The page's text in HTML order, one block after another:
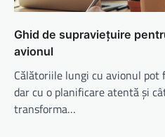
Ghid de supraviețuire
avionul
Călătoriile lungi cu avionul pot
dar cu o planificare atentă și
transforma…